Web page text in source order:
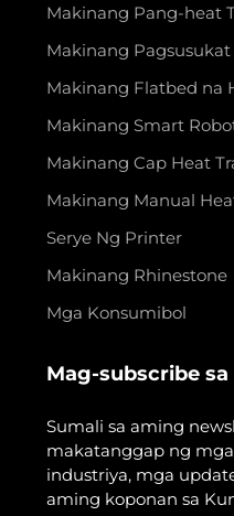
Makinang Pang-heat
Makinang Pagsusukat
Makinang Flatbed na
Makinang Smart
Makinang Cap Heat
Makinang Manual
Serye Ng Printer
Makinang Rhinestone
Mga Konsumibol
Mag-subscribe
Sumali sa aming
makatanggap ng
industriya, mga
aming koponan sa